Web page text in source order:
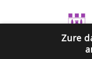
Zure